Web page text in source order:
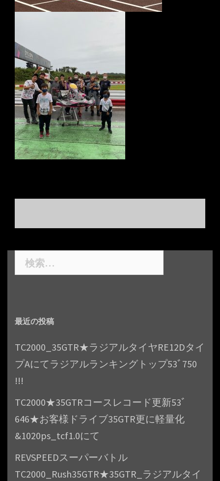
投
ナ
ビ
シ
ョ
ン
索:
最近の投稿
TC2000_35GTR★ラジアルタイヤRE12Dタイ
プAにてラジアルランキングトップ53ﾞ750
!!!
TC2000★35GTRコースレコード更新53ﾞ
646★お客様ドライブ35GTR更に軽量化
&1020ps_tcf1.0にて
REVSPEEDスーパーバトル
TC2000_Rush35GTR★35GTR_ラジアルタイ